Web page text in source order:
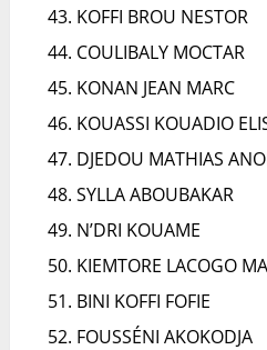
KOFFI BROU NESTOR
COULIBALY MOCTAR
KONAN JEAN MARC
KOUASSI KOUADIO
DJEDOU MATHIAS
SYLLA ABOUBAKAR
N’DRI KOUAME
KIEMTORE LACOGO
BINI KOFFI FOFIE
FOUSSÉNI AKOKODJA